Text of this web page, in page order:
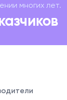
многих лет.